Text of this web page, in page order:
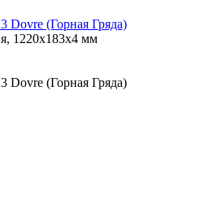
Dovre (Горная Гряда)
1220x183x4 мм
Dovre (Горная Гряда)